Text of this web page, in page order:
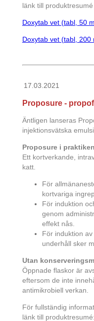
länk till
Doxytab vet (tabl, 50
Doxytab vet (tabl, 200
17.03.2021
Proposure -
Äntligen lanseras
injektionsvätska
Proposure i praktiken
Ett kortverkande,
katt.
För
kortvariga
För induktion
genom
effekt nås.
För induktion
underhåll sker
Utan
Öppnade flaskor är
eftersom de inte
antimikrobiell verkan.
För fullständig
länk till produktresumé: